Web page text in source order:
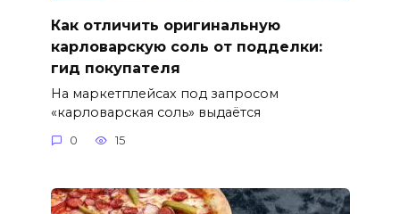
Как отличить оригинальную
карловарскую соль от подделки:
гид покупателя
На маркетплейсах под запросом
«карловарская соль» выдаётся
0 15